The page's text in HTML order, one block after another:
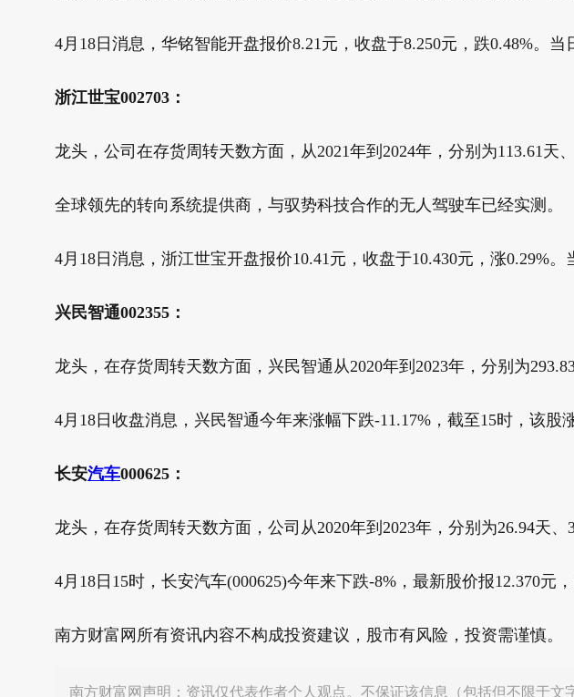
4月18日消息，华铭智能开盘报价8.21元，收盘于8.250元，跌0.48%。当
浙江世宝002703：
龙头，公司在存货周转天数方面，从2021年到2024年，分别为113.61天、
全球领先的转向系统提供商，与驭势科技合作的无人驾驶车已经实测。
4月18日消息，浙江世宝开盘报价10.41元，收盘于10.430元，涨0.29%。
兴民智通002355：
龙头，在存货周转天数方面，兴民智通从2020年到2023年，分别为
4月18日收盘消息，兴民智通今年来涨幅下跌-11.17%，截至15时，该股
长安汽车000625：
龙头，在存货周转天数方面，公司从2020年到2023年，分别为26.94天、
4月18日15时，长安汽车(000625)今年来下跌-8%，最新股价报12.370元
南方财富网所有资讯内容不构成投资建议，股市有风险，投资需谨慎。
南方财富网声明：资讯仅代表作者个人观点。不保证该信息（包括但不限于